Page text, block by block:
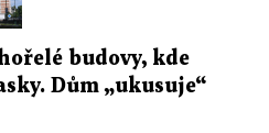
budovy, kde
Dům „ukusuje“